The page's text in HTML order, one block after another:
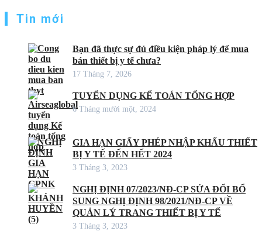
Tin mới
Bạn đã thực sự đủ điều kiện pháp lý để mua
bán thiết bị y tế chưa?
17 Tháng 7, 2026
TUYỂN DỤNG KẾ TOÁN TỔNG HỢP
6 Tháng mười một, 2024
GIA HẠN GIẤY PHÉP NHẬP KHẨU THIẾT
BỊ Y TẾ ĐẾN HẾT 2024
3 Tháng 3, 2023
NGHỊ ĐỊNH 07/2023/NĐ-CP SỬA ĐỔI BỔ
SUNG NGHỊ ĐỊNH 98/2021/NĐ-CP VỀ
QUẢN LÝ TRANG THIẾT BỊ Y TẾ
3 Tháng 3, 2023